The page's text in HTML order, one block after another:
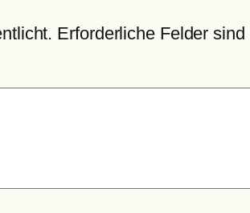
Erforderliche Felder